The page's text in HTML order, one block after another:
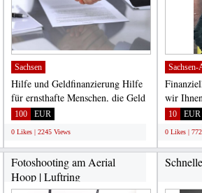
Sachsen
Hilfe und Geldfinanzierung Hilfe
für ernsthafte Menschen, die Geld
für alle Arten...
100 EUR
0 Likes | 2245 Views
Sachsen-
wir
bei der
10 EUR
0 Likes |
Fotoshooting am Aerial
Hoop | Luftring